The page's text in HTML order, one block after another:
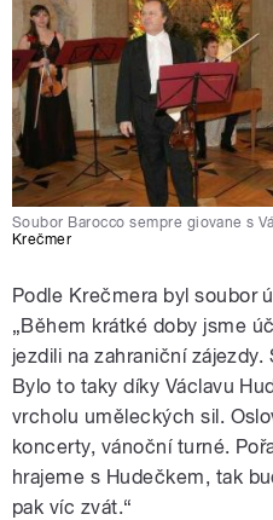
Soubor Barocco sempre giovane s
Krečmer
Podle Krečmera byl soubor
„Během krátké doby jsme
jezdili na zahraniční
Bylo to taky díky Václavu
vrcholu uměleckých sil.
koncerty, vánoční turné.
hrajeme s Hudečkem, tak
pak víc zvát.“